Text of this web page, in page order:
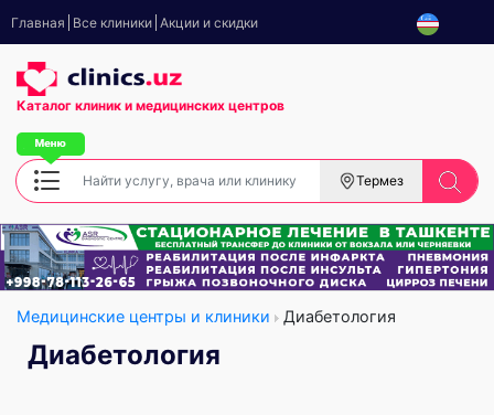
Главная Все клиники Акции и скидки
Каталог клиник и медицинских центров
Термез
Медицинские центры и клиники Диабетология
Диабетология